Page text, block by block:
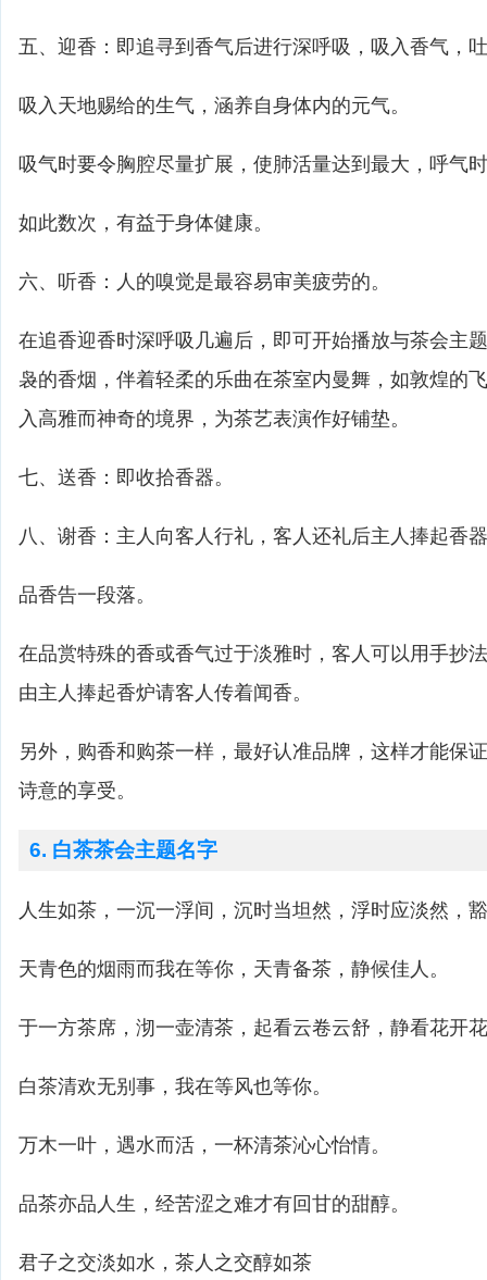
五、迎香：即追寻到香气后进行深呼吸，吸入香气，
吸入天地赐给的生气，涵养自身体内的元气。
吸气时要令胸腔尽量扩展，使肺活量达到最大，呼气
如此数次，有益于身体健康。
六、听香：人的嗅觉是最容易审美疲劳的。
在追香迎香时深呼吸几遍后，即可开始播放与茶会主
袅的香烟，伴着轻柔的乐曲在茶室内曼舞，如敦煌的
入高雅而神奇的境界，为茶艺表演作好铺垫。
七、送香：即收拾香器。
八、谢香：主人向客人行礼，客人还礼后主人捧起香
品香告一段落。
在品赏特殊的香或香气过于淡雅时，客人可以用手抄
由主人捧起香炉请客人传着闻香。
另外，购香和购茶一样，最好认准品牌，这样才能保
诗意的享受。
6. 白茶茶会主题名字
人生如茶，一沉一浮间，沉时当坦然，浮时应淡然，
天青色的烟雨而我在等你，天青备茶，静候佳人。
于一方茶席，沏一壶清茶，起看云卷云舒，静看花开
白茶清欢无别事，我在等风也等你。
万木一叶，遇水而活，一杯清茶沁心怡情。
品茶亦品人生，经苦涩之难才有回甘的甜醇。
君子之交淡如水，茶人之交醇如茶